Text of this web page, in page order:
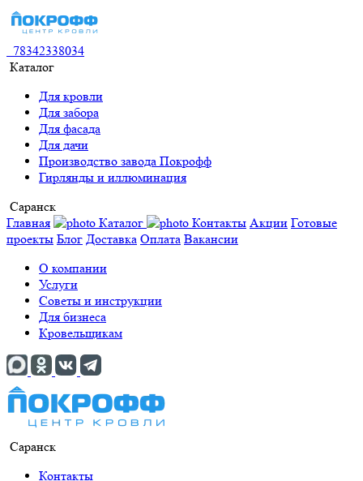
78342338034
Каталог
Для кровли
Для забора
Для фасада
Для дачи
Производство завода Покрофф
Гирлянды и иллюминация
Саранск
Главная
Каталог Контакты Акции Готовые
проекты Блог Доставка Оплата Вакансии
О компании
Услуги
Советы и инструкции
Для бизнеса
Кровельщикам
Саранск
Контакты